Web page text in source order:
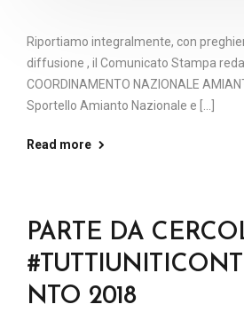
Riportiamo integralmente, con
diffusione , il Comunicato Stampa
COORDINAMENTO NAZIONALE
Sportello Amianto Nazionale e [...]
Read more
PARTE DA
NTO 2018